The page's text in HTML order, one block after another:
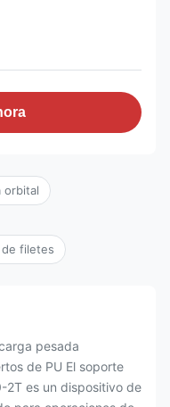
orbital
de filetes
pesada
de PU El soporte
2T es un dispositivo de